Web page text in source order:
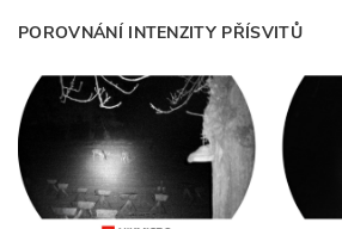
POROVNÁNÍ INTENZITY PŘÍSVITŮ